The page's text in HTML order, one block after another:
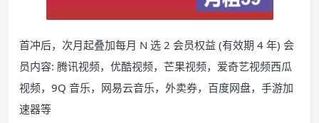
首冲后，次月起叠加每月 N 选 2 会员权益 (有效期 4 年) 会
员内容: 腾讯视频，优酷视频，芒果视频，爱奇艺视频西瓜
视频，9Q 音乐，网易云音乐，外卖券，百度网盘，手游加
速器等